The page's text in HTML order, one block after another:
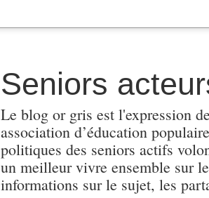
Seniors
Le blog or gris est l'expression
association d’éducation
politiques des seniors actifs
un meilleur vivre ensemble sur
informations sur le sujet, les